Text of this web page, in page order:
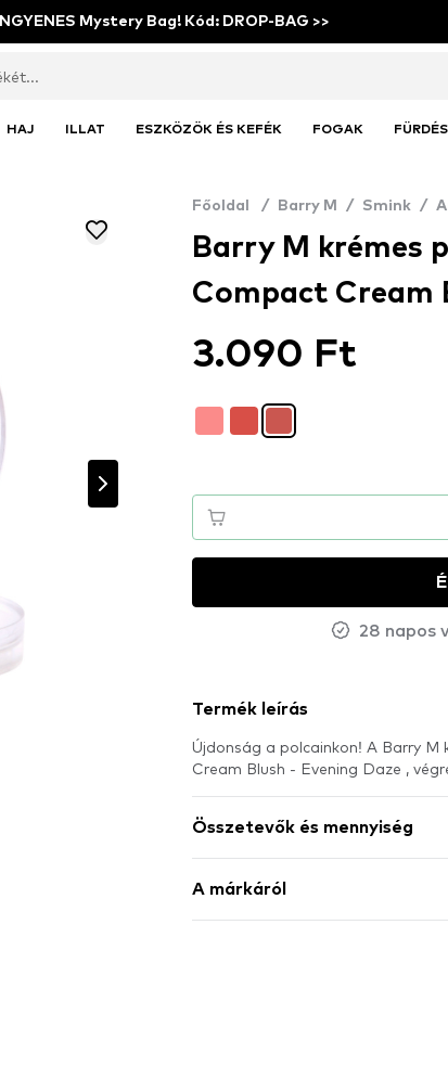
INGYENES Mystery Bag! Kód: DROP-BAG >>
HAJ ILLAT ESZKÖZÖK ÉS KEFÉK FOGAK
Főoldal / Barry M / Smink /
Barry M krémes
Compact Cream
3.090 Ft
28 napos
Termék leírás
Újdonság a polcainkon! A Barry
Cream Blush - Evening Daze ,
Összetevők és mennyiség
A márkáról